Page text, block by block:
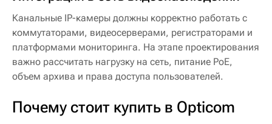
Канальные IP-камеры должны корректно работать с
коммутаторами, видеосерверами, регистраторами и
платформами мониторинга. На этапе проектирования
важно рассчитать нагрузку на сеть, питание PoE,
объем архива и права доступа пользователей.
Почему стоит купить в Opticom